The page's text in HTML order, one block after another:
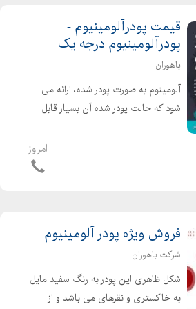
قیمت پودرآلومینیوم -
پودرآلومینیوم درجه یک
باهوران
آلومینوم به صورت پودر شده، ارائه می
شود که حالت پودر شده آن بسیار قابل
کاربردهای استفاده از پودر آلومینیوم در
نمایشگرهای تولید مواد شیمیایی است. از
امروز
فروش ویژه پودر آلومینیوم
شرکت باهوران
شکل ظاهری این پودر به رنگ سفید مایل
به خاکستری و نقرهای می باشد و از